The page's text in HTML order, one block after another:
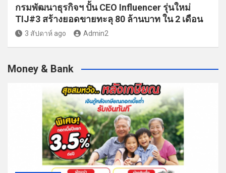
กรมพัฒนาธุรกิจฯ ปั้น CEO Influencer รุ่นใหม่
TIJ#3 สร้างยอดขายทะลุ 80 ล้านบาท ใน 2 เดือน
3 สัปดาห์ ago Admin2
Money & Bank